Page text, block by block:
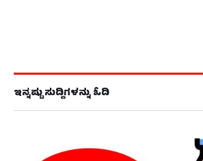
ಇನ್ನಷ್ಟು ಸುದ್ದಿಗಳನ್ನು ಓದಿ